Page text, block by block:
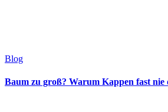
Blog
Baum zu groß? Warum Kappen fast nie